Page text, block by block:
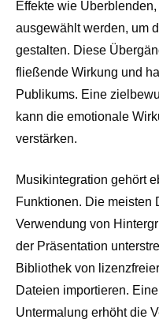
Effekte wie
ausgewählt werden, um
gestalten. Diese
fließende Wirkung und
Publikums. Eine
kann die emotionale
verstärken.
Musikintegration gehört
Funktionen. Die meisten
Verwendung von
der Präsentation
Bibliothek von
Dateien importieren.
Untermalung erhöht die